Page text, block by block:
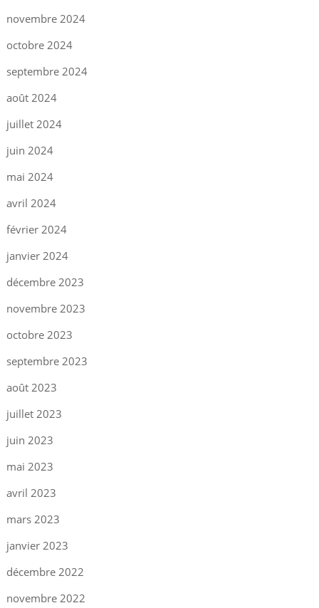
novembre 2024
octobre 2024
septembre 2024
août 2024
juillet 2024
juin 2024
mai 2024
avril 2024
février 2024
janvier 2024
décembre 2023
novembre 2023
octobre 2023
septembre 2023
août 2023
juillet 2023
juin 2023
mai 2023
avril 2023
mars 2023
janvier 2023
décembre 2022
novembre 2022